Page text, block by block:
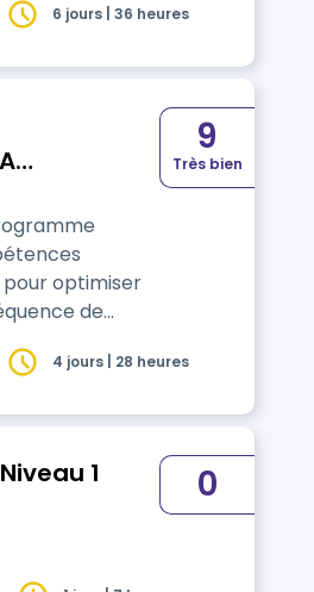
6 jours | 36 heures
optimiser
; suite à
9
Très bien
4 jours | 28 heures
1
0